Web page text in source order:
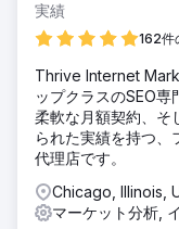
ソリューション
私たちは、ターゲッ
ジョン率を高めるこ
索は、ビジネスの持
Web サイトを再設
者の行動を最適化し
4 月に事業を開始し
獲得するために多額
実績
162件
Thrive Internet
ップクラスのSEO専
柔軟な月額契約、そ
られた実績を持つ、
代理店です。
Chicago, Illinois,
マーケット分析,